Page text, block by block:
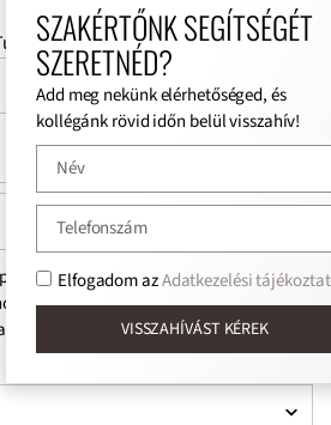
Fair
mely a minimalizmust
árnyalatai fényesebbé és
teret.
SZAKÉRTŐNK SEGÍTSÉGÉT
SZERETNÉD?
Add meg nekünk elérhetőséged, és
kollégánk rövid időn belül visszahív!
Elfogadom azAdatkezelési
VISSZAHÍVÁST KÉREK